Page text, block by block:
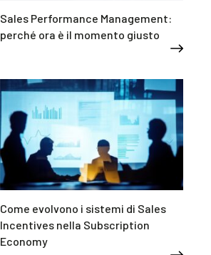
Sales Performance Management:
perché ora è il momento giusto
Come evolvono i sistemi di Sales
Incentives nella Subscription
Economy